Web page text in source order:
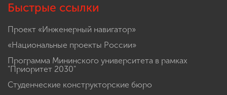
Быстрые ссылки
Проект «Инженерный навигатор»
«Национальные проекты России»
Программа Мининского университета в рамках
"Приоритет 2030"
Студенческие конструкторские бюро